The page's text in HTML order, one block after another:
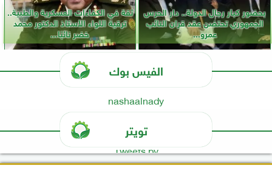
بحضور كبار رجال الدولة.. دار الحرس
الجمهوري تحتضن عقد قران النائب
عمرو...
ثقة في الكفاءات العسكرية والطبية..
ترقية اللواء الأستاذ الدكتور محمد
خضر نائبًا...
الفيس بوك
nashaalnady
تويتر
Tweets by